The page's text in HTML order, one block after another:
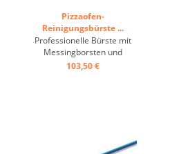
Pizzaofen-
Reinigungsbürste ...
Professionelle Bürste mit
Messingborsten und
Schaber aus Edelstahl auf
103,50 €